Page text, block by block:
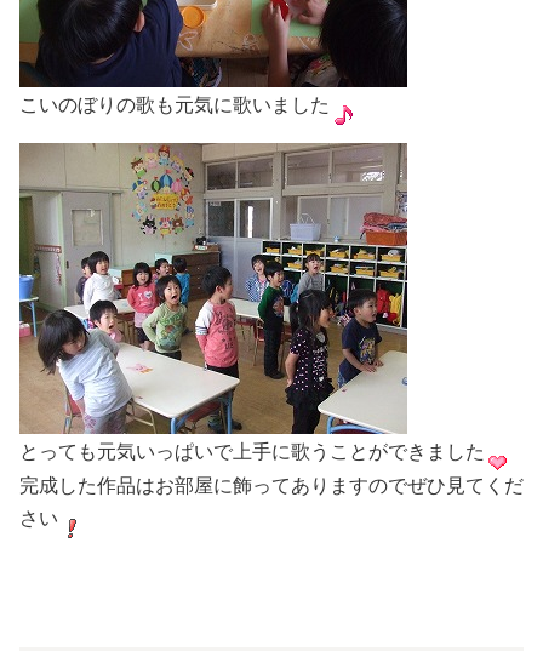
こいのぼりの歌も元気に歌いました
とっても元気いっぱいで上手に歌うことができました
完成した作品はお部屋に飾ってありますのでぜひ見てくだ
さい